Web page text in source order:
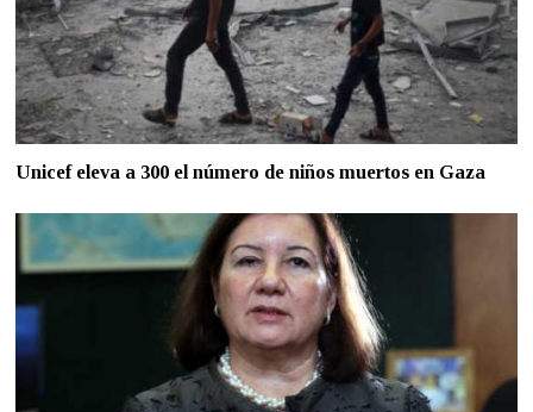
Unicef eleva a 300 el número de niños muertos en Gaza